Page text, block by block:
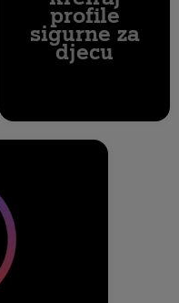
profile
sigurne za
djecu